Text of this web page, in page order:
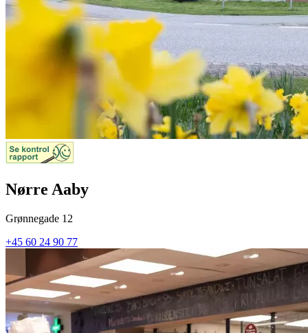
Nørre Aaby
Grønnegade 12
+45 60 24 90 77